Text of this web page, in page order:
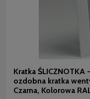
Kratka
ozdobna kratka
Czarna, Kolorowa